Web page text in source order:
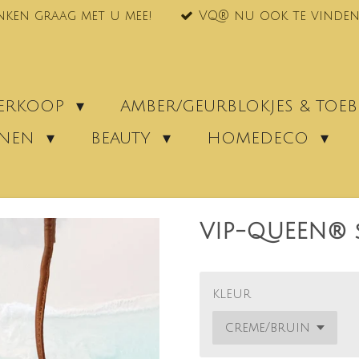
graag met u mee! VQ® nu ook te
AMBER/GEURBLOKJES &
BEAUTY HOMEDECO
VIP-
kleur